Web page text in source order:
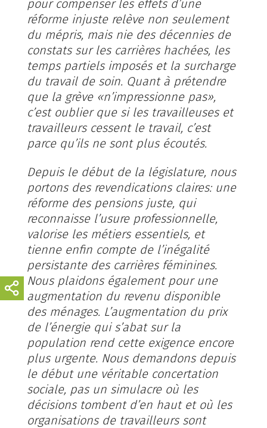
pour compenser les effets d’une
réforme injuste relève non seulement
du mépris, mais nie des décennies de
constats sur les carrières hachées, les
temps partiels imposés et la surcharge
du travail de soin. Quant à prétendre
que la grève «n’impressionne pas»,
c’est oublier que si les travailleuses et
travailleurs cessent le travail, c’est
parce qu’ils ne sont plus écoutés.
Depuis le début de la législature, nous
portons des revendications claires: une
réforme des pensions juste, qui
reconnaisse l’usure professionnelle,
valorise les métiers essentiels, et
tienne enfin compte de l’inégalité
persistante des carrières féminines.
Nous plaidons également pour une
augmentation du revenu disponible
des ménages. L’augmentation du prix
de l’énergie qui s’abat sur la
population rend cette exigence encore
plus urgente. Nous demandons depuis
le début une véritable concertation
sociale, pas un simulacre où les
décisions tombent d’en haut et où les
organisations de travailleurs sont